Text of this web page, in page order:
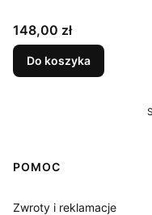
Cena
148,00 zł
Do koszyka
Linki w stopce
POMOC
Zwroty i reklamacje